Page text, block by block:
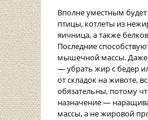
Вполне уместным
птицы, котлеты из
яичница, а также
Последние
мышечной массы. Даже
— убрать жир с бедер
от складок на животе,
обязательны, потому
назначение —
массы, а не жировой